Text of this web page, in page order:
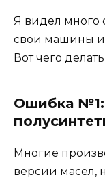
Я видел много
свои машины
Вот чего
Ошибка №1:
Многие
версии масел,